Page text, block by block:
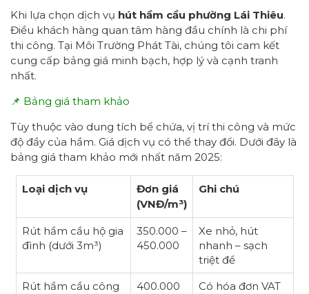
Khi lựa chọn dịch vụ hút hầm cầu phường Lái Thiêu.
Điều khách hàng quan tâm hàng đầu chính là chi phí
thi công. Tại Môi Trường Phát Tài, chúng tôi cam kết
cung cấp bảng giá minh bạch, hợp lý và cạnh tranh
nhất.
📌 Bảng giá tham khảo
Tùy thuộc vào dung tích bể chứa, vị trí thi công và mức
độ đầy của hầm. Giá dịch vụ có thể thay đổi. Dưới đây là
bảng giá tham khảo mới nhất năm 2025:
Loại dịch vụ
Đơn giá
(VNĐ/m³)
Ghi chú
Rút hầm cầu hộ gia
đình (dưới 3m³)
350.000 –
450.000
Xe nhỏ, hút
nhanh – sạch
triệt để
Rút hầm cầu công
400.000
Có hóa đơn VAT